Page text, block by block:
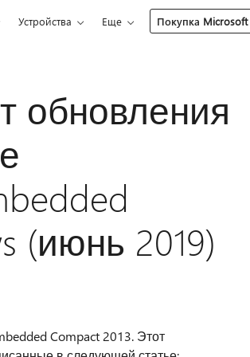
Устройства Еще Покупка Microsoft
обновления
(июнь 2019)
Compact 2013. Этот